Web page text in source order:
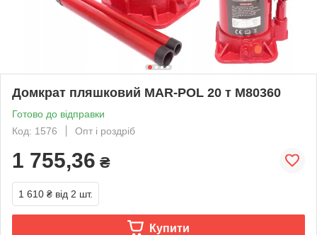
Домкрат пляшковий MAR-POL 20 т M80360
Готово до відправки
Код: 1576
Опт і роздріб
1 755,36 ₴
1 610 ₴ від 2 шт.
Купити